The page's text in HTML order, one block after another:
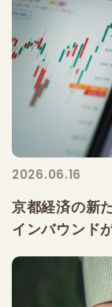
2026.06.16
京都経済の新
インバウンド